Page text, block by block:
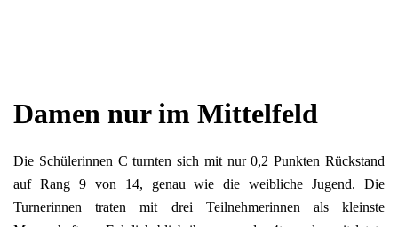
Damen nur im Mittelfeld
Die Schülerinnen C turnten sich mit nur 0,2 Punkten Rückstand
auf Rang 9 von 14, genau wie die weibliche Jugend. Die
Turnerinnen traten mit drei Teilnehmerinnen als kleinste